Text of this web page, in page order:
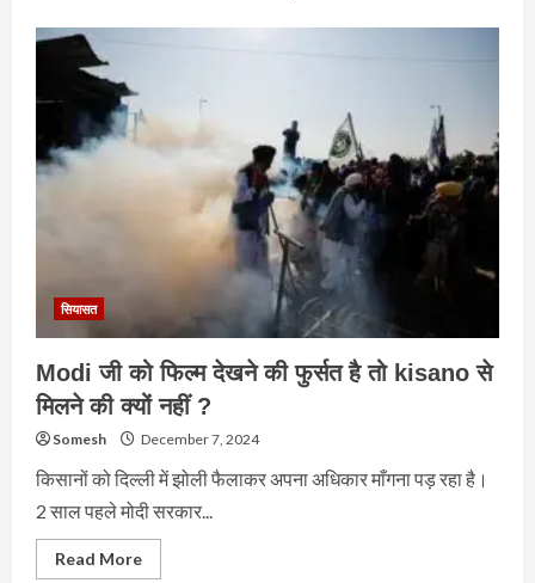
सियासत
Modi जी को फिल्म देखने की फुर्सत है तो kisano से
मिलने की क्यों नहीं ?
Somesh December 7, 2024
किसानों को दिल्ली में झोली फैलाकर अपना अधिकार माँगना पड़ रहा है।
2 साल पहले मोदी सरकार...
Read MoreRead
more